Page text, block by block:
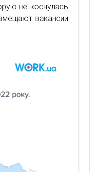
не коснулась
вакансии